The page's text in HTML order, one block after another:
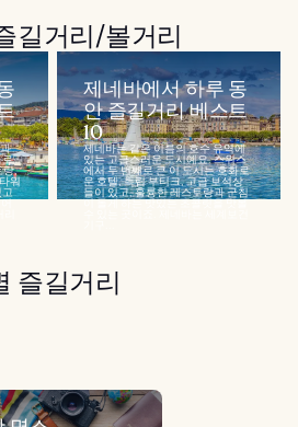
길거리/볼거리
로
랑,
워
고
제네바에서 하루 동
안 즐길거리 베스트
10
제네바는 같은 이름의 호수 유역에
있는 고급스러운 도시예요. 스위스
에서 두 번째로 큰 이 도시는 호화로
운 호텔, 독립 부티크, 고급 보석상
들이 있고, 훌륭한 레스토랑과 군침
이 돌게 하는 맛있는 초콜릿을 맛볼
즐길거리